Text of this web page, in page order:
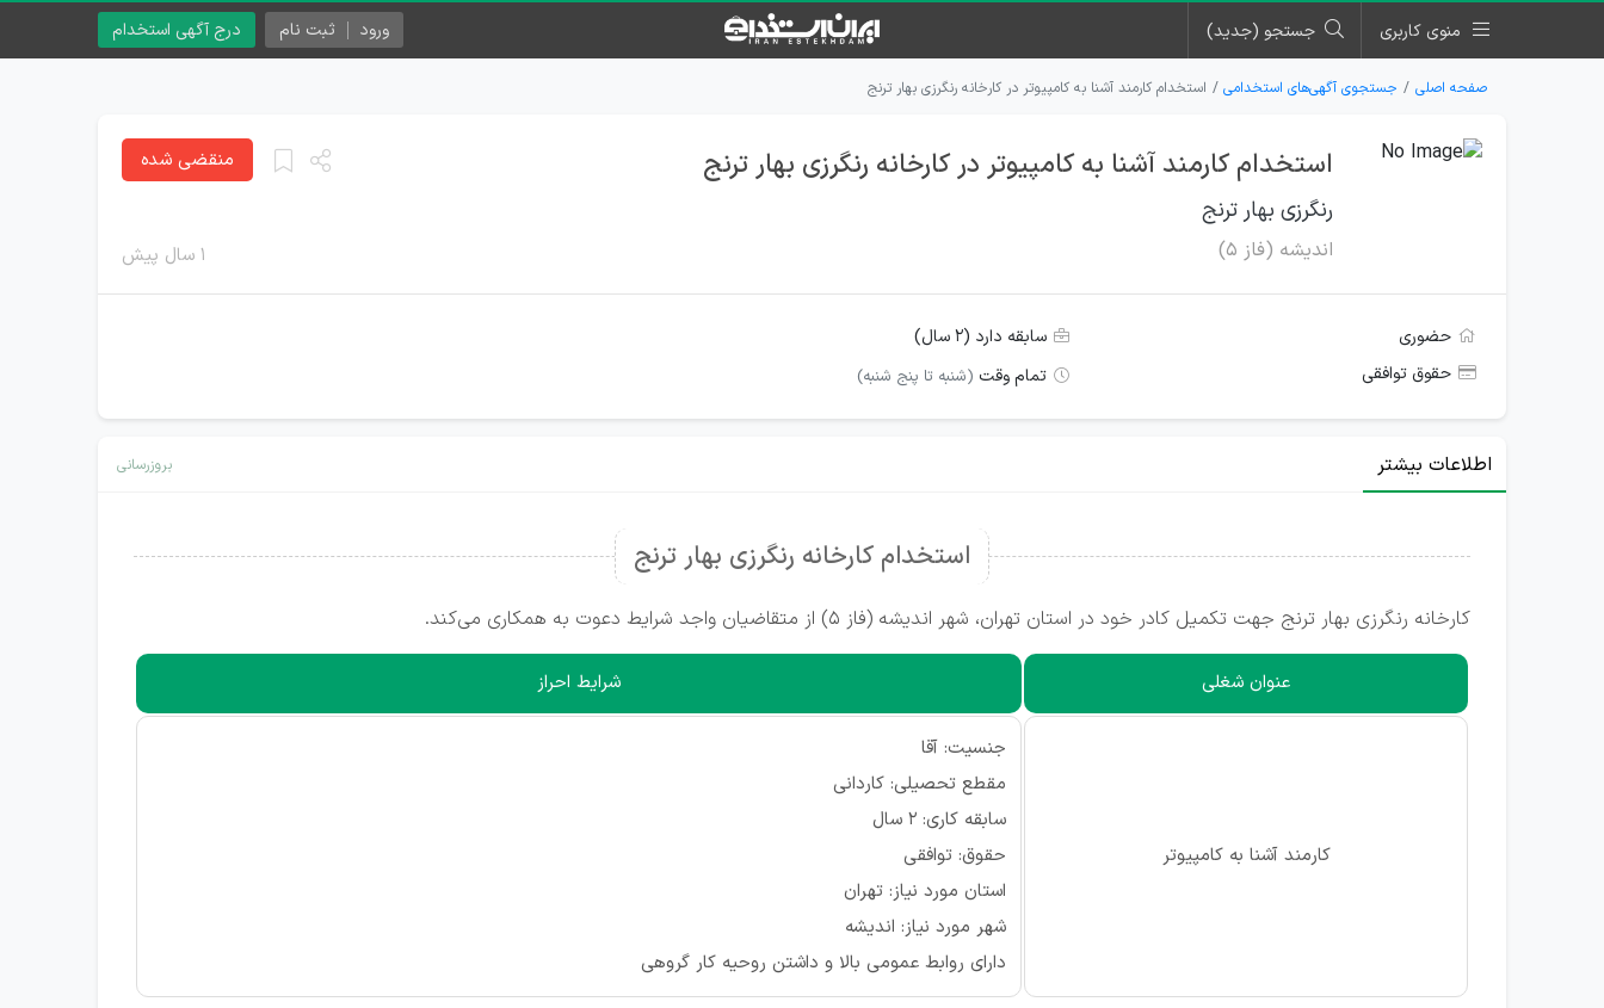
منوی کاربری جستجو (جدید) درج آگهی استخدام ورود ثبت نام
صفحه اصلی جستجوی آگهی‌های استخدامی استخدام کارمند آشنا به کامپیوتر در کارخانه رنگرزی بهار ترنج
استخدام کارمند آشنا به کامپیوتر در کارخانه رنگرزی بهار ترنج
رنگرزی بهار ترنج
اندیشه (فاز 5) ۱ سال پیش
منقضی شده
حضوری
سابقه دارد (۲ سال)
حقوق توافقی
تمام وقت (شنبه تا پنج شنبه)
اطلاعات بیشتر بروزرسانی
استخدام کارخانه رنگرزی بهار ترنج
کارخانه رنگرزی بهار ترنج جهت تکمیل کادر خود در استان تهران، شهر اندیشه (فاز 5) از متقاضیان واجد شرایط دعوت به همکاری می‌کند.
عنوان شغلی شرایط احراز
کارمند آشنا به کامپیوتر
جنسیت: آقا
مقطع تحصیلی: کاردانی
سابقه کاری: ۲ سال
حقوق: توافقی
استان مورد نیاز: تهران
شهر مورد نیاز: اندیشه
دارای روابط عمومی بالا و داشتن روحیه کار گروهی